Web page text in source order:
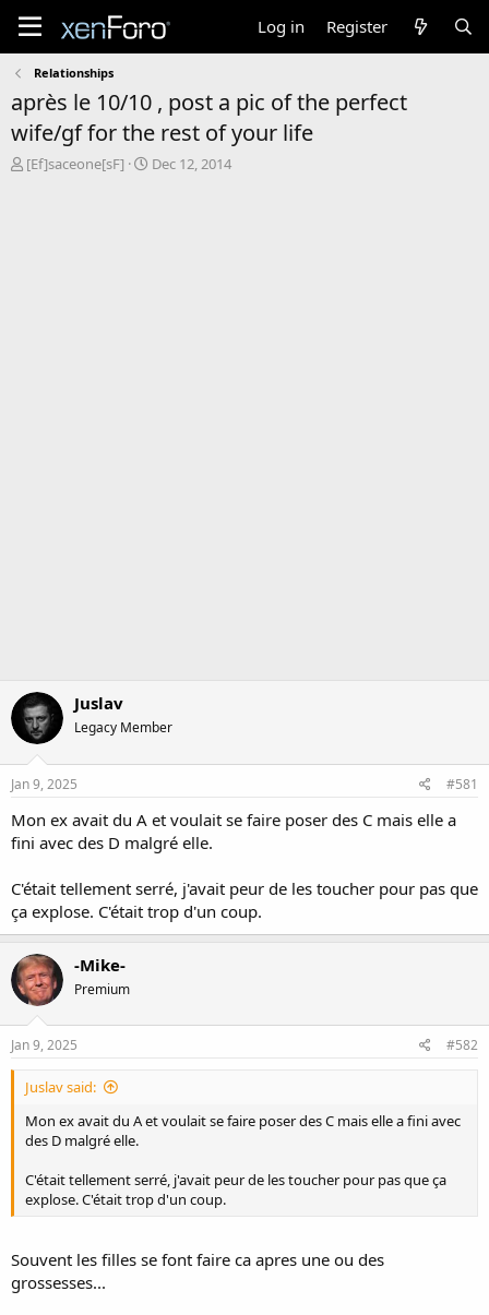
Log in Register
Relationships
après le 10/10 , post a pic of the perfect
wife/gf for the rest of your life
T
[Ef]saceone[sF]
S
Dec 12, 2014
Juslav
Legacy Member
Jan 9, 2025 #581
Mon ex avait du A et voulait se faire poser des C mais elle a
fini avec des D malgré elle.
C'était tellement serré, j'avait peur de les toucher pour pas que
ça explose. C'était trop d'un coup.
-Mike-
Premium
Jan 9, 2025 #582
Juslav said:
Mon ex avait du A et voulait se faire poser des C mais elle a fini avec
des D malgré elle.
C'était tellement serré, j'avait peur de les toucher pour pas que ça
explose. C'était trop d'un coup.
Souvent les filles se font faire ca apres une ou des
grossesses...